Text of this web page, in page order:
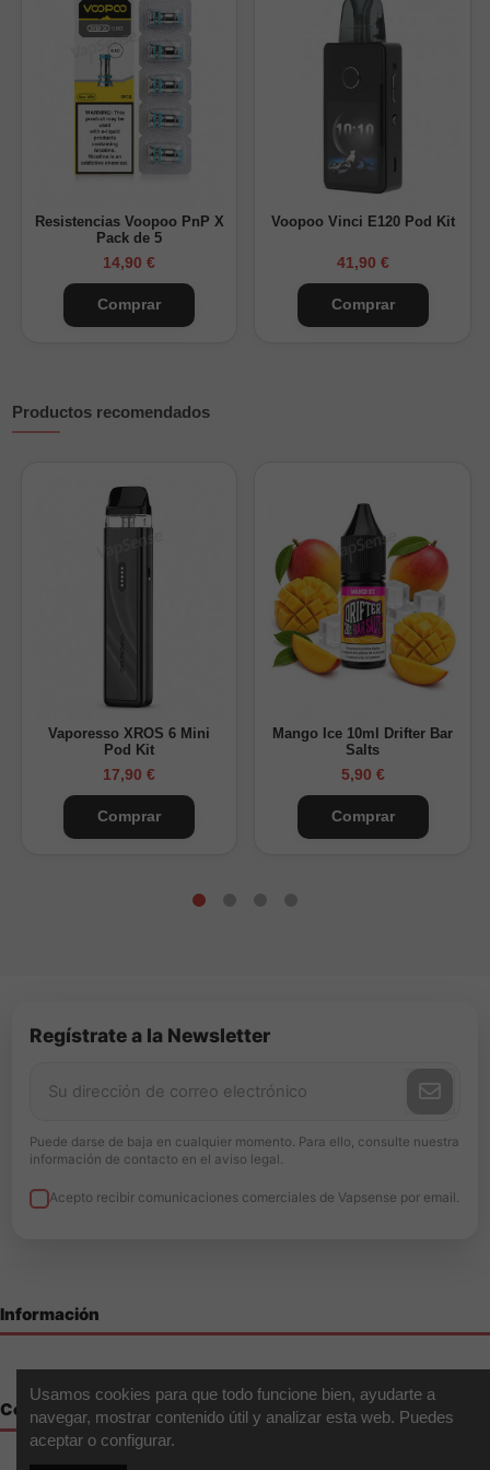
Compatibles con Vinci E120 y Argus E40
Utiliza resistencias Voopoo PnP-X (no incluidas)
Diseñado para caladas DTL (directo al pulmón)
Se vende en pack de 2 unidades
Resistencias Voopoo PnP X
Pack de 5
14,90 €
Comprar
Voopoo Vinci E120 Pod Kit
41,90 €
Comprar
Productos recomendados
Vaporesso XROS 6 Mini
Pod Kit
17,90 €
Comprar
Mango Ice 10ml Drifter Bar
Salts
5,90 €
Comprar
Regístrate a la Newsletter
Puede darse de baja en cualquier momento. Para ello, consulte nuestra
información de contacto en el aviso legal.
Acepto recibir comunicaciones comerciales de Vapsense por email.
Información
Contáctenos
Usamos cookies para que todo funcione bien, ayudarte a
navegar, mostrar contenido útil y analizar esta web. Puedes
aceptar o configurar.